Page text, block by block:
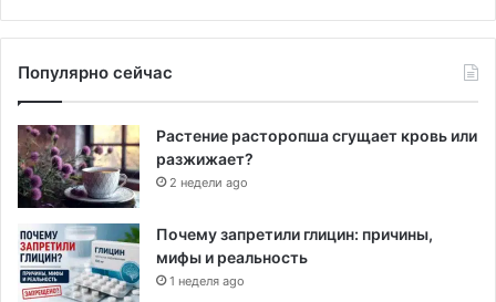
Популярно сейчас
Растение расторопша сгущает кровь или
разжижает?
2 недели ago
Почему запретили глицин: причины,
мифы и реальность
1 неделя ago